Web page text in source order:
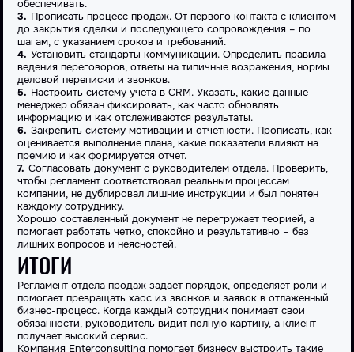
обеспечивать.
Прописать процесс продаж. От первого контакта склиентом
до закрытия сделки и последующего сопровождения – по
шагам, с указанием сроков и требований.
Установитьстандарты коммуникации. Определить правила
ведения переговоров, ответы на типичные возражения, нормы
деловой переписки и звонков.
Настроить систему учета вCRM. Указать, какие данные
менеджер обязан фиксировать, как часто обновлять
информацию и как отслеживаются результаты.
Закрепить систему мотивации и отчетности. Прописать, как
оценивается выполнение плана, какие показатели влияют на
премию и как формируется отчет.
Согласовать документ с руководителем отдела. Проверить,
чтобы регламент соответствовал реальным процессам
компании, не дублировал лишние инструкции и был понятен
каждому сотруднику.
Хорошо составленный документ не перегружает теорией, а
помогает работать четко, спокойно и результативно – без
лишних вопросов и неясностей.
ИТОГИ
Регламент отдела продаж задает порядок, определяет роли и
помогает превращать хаос из звонков и заявок в отлаженный
бизнес-процесс. Когда каждый сотрудник понимает свои
обязанности, руководитель видит полную картину, а клиент
получает высокий сервис.
Компания Enterconsulting помогает бизнесу выстроить такие